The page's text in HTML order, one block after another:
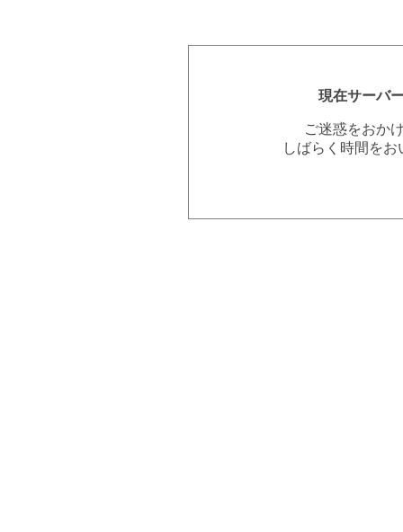
現在サーバ
ご迷惑をおか
しばらく時間を